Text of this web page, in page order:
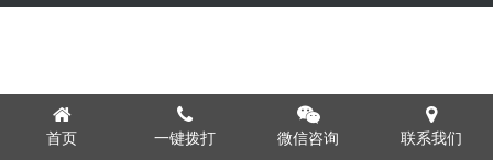
首页 一键拨打 微信咨询 联系我们